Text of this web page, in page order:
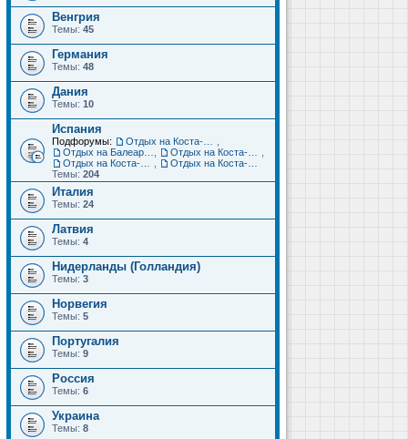
Венгрия
Темы: 45
Германия
Темы: 48
Дания
Темы: 10
Испания
Подфорумы:
Темы: 204
Италия
Темы: 24
Латвия
Темы: 4
Нидерланды (Голландия)
Темы: 3
Норвегия
Темы: 5
Португалия
Темы: 9
Россия
Темы: 6
Украина
Темы: 8